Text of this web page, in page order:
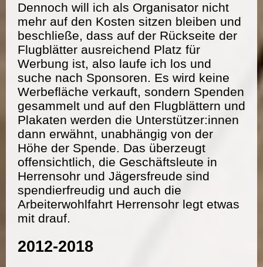
Dennoch will ich als Organisator nicht
mehr auf den Kosten sitzen bleiben und
beschließe, dass auf der Rückseite der
Flugblätter ausreichend Platz für
Werbung ist, also laufe ich los und
suche nach Sponsoren. Es wird keine
Werbefläche verkauft, sondern Spenden
gesammelt und auf den Flugblättern und
Plakaten werden die Unterstützer:innen
dann erwähnt, unabhängig von der
Höhe der Spende. Das überzeugt
offensichtlich, die Geschäftsleute in
Herrensohr und Jägersfreude sind
spendierfreudig und auch die
Arbeiterwohlfahrt Herrensohr legt etwas
mit drauf.
2012-2018